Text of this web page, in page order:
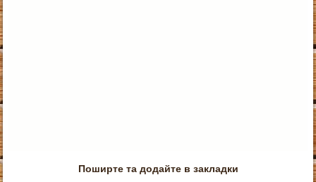
Поширте та додайте в закладки